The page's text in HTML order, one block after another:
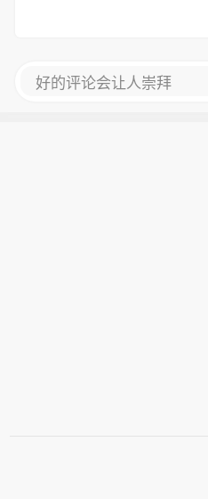
好的评论会让人崇拜